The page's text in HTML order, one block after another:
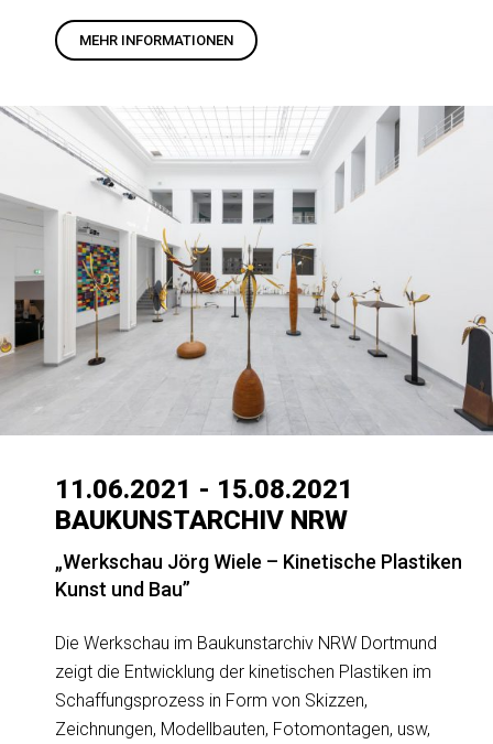
MEHR INFORMATIONEN
11.06.2021 - 15.08.2021
BAUKUNSTARCHIV NRW
„Werkschau Jörg Wiele – Kinetische Plastiken
Kunst und Bau”
Die Werkschau im Baukunstarchiv NRW Dortmund
zeigt die Entwicklung der kinetischen Plastiken im
Schaffungsprozess in Form von Skizzen,
Zeichnungen, Modellbauten, Fotomontagen, usw,